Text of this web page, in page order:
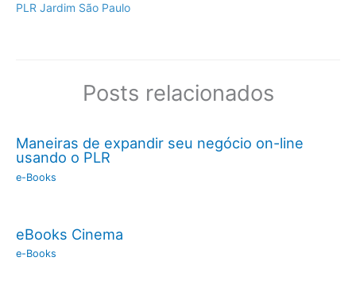
PLR Jardim São Paulo
Posts relacionados
Maneiras de expandir seu negócio on-line
usando o PLR
e-Books
eBooks Cinema
e-Books